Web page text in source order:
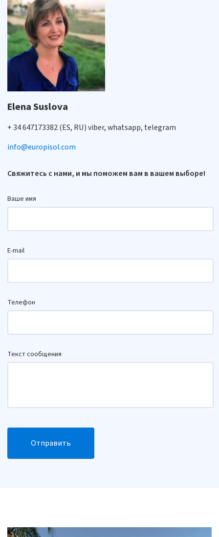
Elena Suslova
+ 34 647173382 (ES, RU) viber, whatsapp, telegram
info@europisol.com
Свяжитесь с нами, и мы поможем вам в вашем выборе!
Ваше имя
E-mail
Телефон
Текст сообщения
Отправить